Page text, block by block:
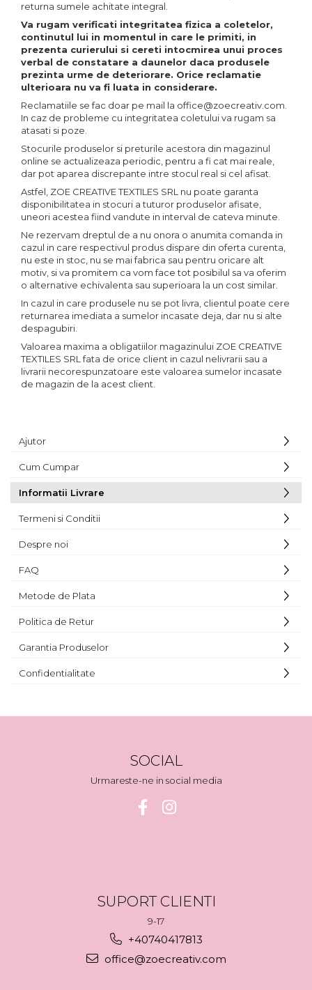
returna sumele achitate integral.
Va rugam verificati integritatea fizica a coletelor,
continutul lui in momentul in care le primiti, in
prezenta curierului si cereti intocmirea unui proces
verbal de constatare a daunelor daca produsele
prezinta urme de deteriorare. Orice reclamatie
ulterioara nu va fi luata in considerare.
Reclamatiile se fac doar pe mail la office@zoecreativ.com.
In caz de probleme cu integritatea coletului va rugam sa
atasati si poze.
Stocurile produselor si preturile acestora din magazinul
online se actualizeaza periodic, pentru a fi cat mai reale,
dar pot aparea discrepante intre stocul real si cel afisat.
Astfel, ZOE CREATIVE TEXTILES SRL nu poate garanta
disponibilitatea in stocuri a tuturor produselor afisate,
uneori acestea fiind vandute in interval de cateva minute.
Ne rezervam dreptul de a nu onora o anumita comanda in
cazul in care respectivul produs dispare din oferta curenta,
nu este in stoc, nu se mai fabrica sau pentru oricare alt
motiv, si va promitem ca vom face tot posibilul sa va oferim
o alternative echivalenta sau superioara la un cost similar.
In cazul in care produsele nu se pot livra, clientul poate cere
returnarea imediata a sumelor incasate deja, dar nu si alte
despagubiri.
Valoarea maxima a obligatiilor magazinului ZOE CREATIVE
TEXTILES SRL fata de orice client in cazul nelivrarii sau a
livrarii necorespunzatoare este valoarea sumelor incasate
de magazin de la acest client.
Ajutor
Cum Cumpar
Informatii Livrare
Termeni si Conditii
Despre noi
FAQ
Metode de Plata
Politica de Retur
Garantia Produselor
Confidentialitate
SOCIAL
Urmareste-ne in social media
SUPORT CLIENTI
9-17
+40740417813
office@zoecreativ.com